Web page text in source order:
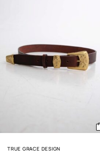
TRUE GRACE DESIGN